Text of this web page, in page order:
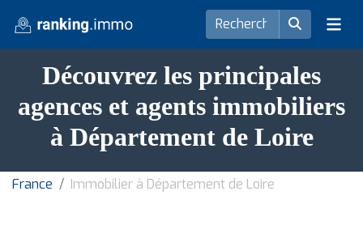
Découvrez les principales
agences et agents immobiliers
à Département de Loire
France Immobilier à Département de Loire